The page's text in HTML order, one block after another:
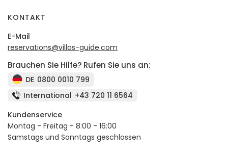
KONTAKT
E-Mail
reservations@villas-guide.com
Brauchen Sie Hilfe? Rufen Sie uns an:
DE 0800 0010 799
International +43 720 11 6564
Kundenservice
Montag - Freitag - 8:00 - 16:00
Samstags und Sonntags geschlossen